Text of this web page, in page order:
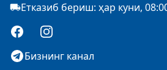
Етказиб бериш: ҳар куни,
FacebookInstagram
Бизнинг канал